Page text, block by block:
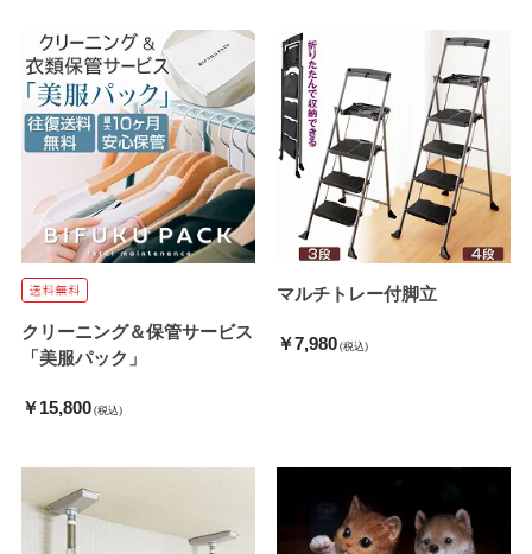
クリーニング＆保管サービス
「美服パック」
￥15,800 (税込)
マルチトレー付脚立
￥7,980 (税込)